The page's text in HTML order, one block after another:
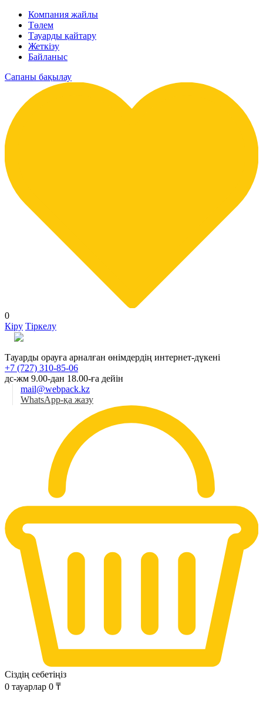
Компания жайлы
Төлем
Тауарды қайтару
Жеткізу
Байланыс
Сапаны бақылау
0
Кіру Тіркелу
Тауарды орауға арналған өнімдердің интернет-дүкені
+7 (727) 310-85-06
дс-жм 9.00-дан 18.00-ға дейін
mail@webpack.kz
WhatsApp-қа жазу
Сіздің себетіңіз
0 тауарлар 0 ₸